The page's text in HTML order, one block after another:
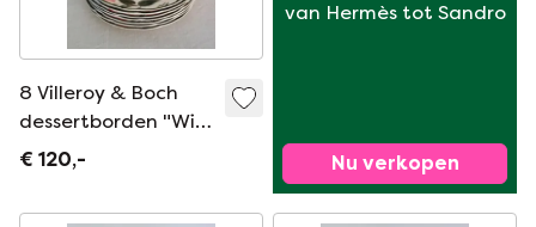
8 Villeroy & Boch
dessertborden "Wild
Rose", 1970
€ 120,-
van Hermès tot Sandro
Nu verkopen